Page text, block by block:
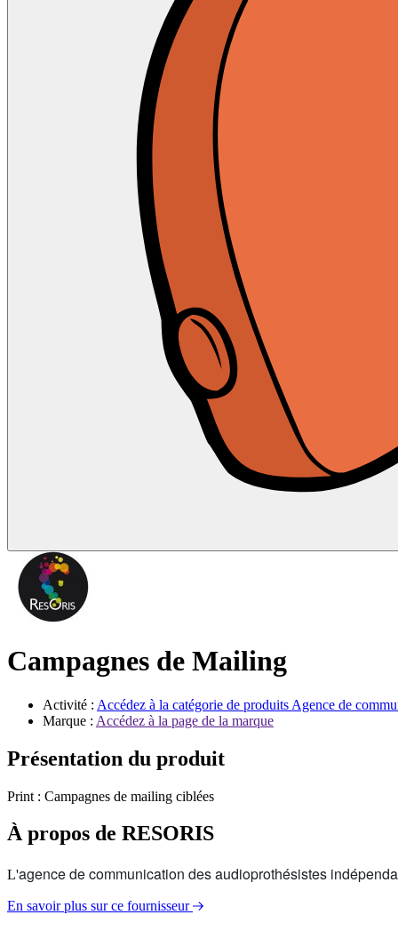
Campagnes de Mailing
Activité : Accédez à la catégorie de produits Agence de
Marque : Accédez à la page de la marque
Présentation du produit
Print : Campagnes de mailing ciblées
À propos de RESORIS
L'agence de communication des audioprothésistes
En savoir plus sur ce fournisseur